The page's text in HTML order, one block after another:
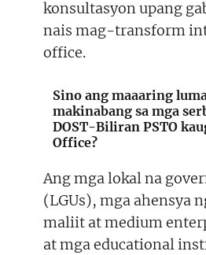
konsultasyon upang
nais mag-transform
office.
Sino ang maaaring
makinabang sa mga
DOST-Biliran PSTO
Office?
Ang mga lokal na
(LGUs), mga ahensya
maliit at medium
at mga educational